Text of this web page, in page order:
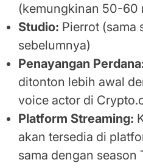
(kemungkinan 50-60
Studio: Pierrot (sama
sebelumnya)
Penayangan
ditonton lebih awal
voice actor di
Platform Streaming:
akan tersedia di
sama dengan season